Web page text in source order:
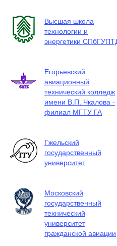
Высшая школа
технологии и
энергетики
Егорьевский
авиационный
технический колледж
имени В.П. Чкалова -
филиал МГТУ ГА
Гжельский
государственный
университет
Московский
государственный
технический
университет
гражданской авиации